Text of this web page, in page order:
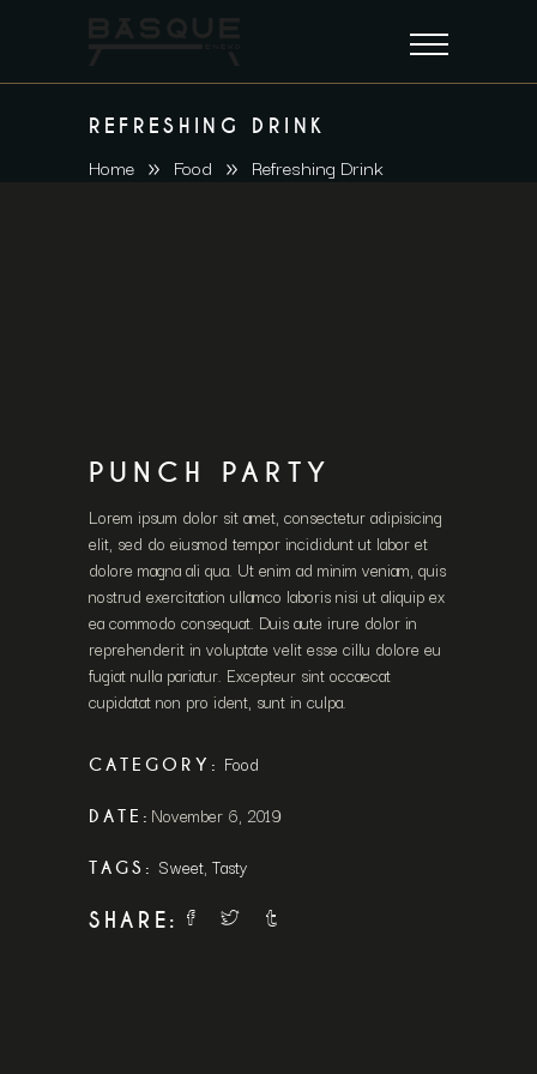
REFRESHING DRINK
Home Food Refreshing Drink
PUNCH PARTY
Lorem ipsum dolor sit amet, consectetur adipisicing
elit, sed do eiusmod tempor incididunt ut labor et
dolore magna ali qua. Ut enim ad minim veniam, quis
nostrud exercitation ullamco laboris nisi ut aliquip ex
ea commodo consequat. Duis aute irure dolor in
reprehenderit in voluptate velit esse cillu dolore eu
fugiat nulla pariatur. Excepteur sint occaecat
cupidatat non pro ident, sunt in culpa.
CATEGORY: Food
DATE: November 6, 2019
TAGS: Sweet,Tasty
SHARE: